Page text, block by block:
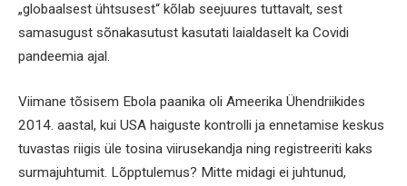
„globaalsest ühtsusest“ kõlab seejuures tuttavalt, sest
samasugust sõnakasutust kasutati laialdaselt ka Covidi
pandeemia ajal.
Viimane tõsisem Ebola paanika oli Ameerika Ühendriikides
2014. aastal, kui USA haiguste kontrolli ja ennetamise keskus
tuvastas riigis üle tosina viirusekandja ning registreeriti kaks
surmajuhtumit. Lõpptulemus? Mitte midagi ei juhtunud,